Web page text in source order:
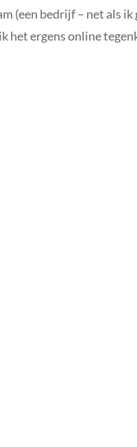
(een bedrijf – net als
het ergens online